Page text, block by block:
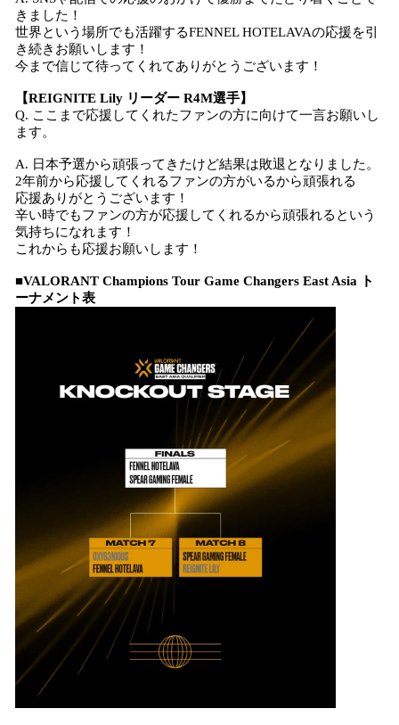
きました！
世界という場所でも活躍するFENNEL HOTELAVAの応援を引
き続きお願いします！
今まで信じて待ってくれてありがとうございます！
【REIGNITE Lily リーダー R4M選手】
Q. ここまで応援してくれたファンの方に向けて一言お願いし
ます。
A. 日本予選から頑張ってきたけど結果は敗退となりました。
2年前から応援してくれるファンの方がいるから頑張れる
応援ありがとうございます！
辛い時でもファンの方が応援してくれるから頑張れるという
気持ちになれます！
これからも応援お願いします！
■VALORANT Champions Tour Game Changers East Asia ト
ーナメント表